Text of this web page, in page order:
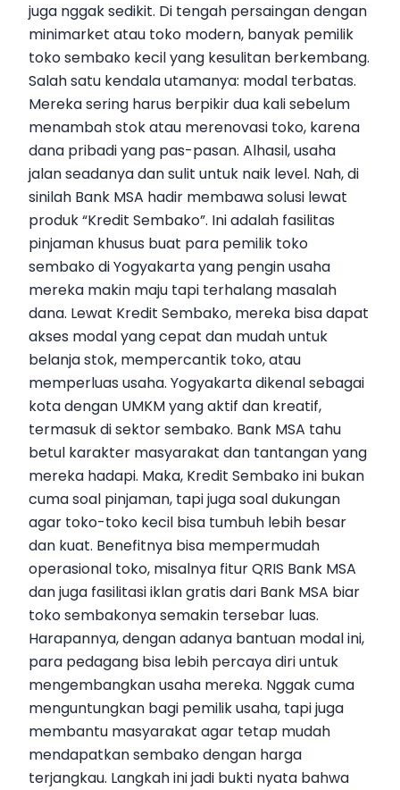
juga nggak sedikit. Di tengah persaingan dengan
minimarket atau toko modern, banyak pemilik
toko sembako kecil yang kesulitan berkembang.
Salah satu kendala utamanya: modal terbatas.
Mereka sering harus berpikir dua kali sebelum
menambah stok atau merenovasi toko, karena
dana pribadi yang pas-pasan. Alhasil, usaha
jalan seadanya dan sulit untuk naik level. Nah, di
sinilah Bank MSA hadir membawa solusi lewat
produk “Kredit Sembako”. Ini adalah fasilitas
pinjaman khusus buat para pemilik toko
sembako di Yogyakarta yang pengin usaha
mereka makin maju tapi terhalang masalah
dana. Lewat Kredit Sembako, mereka bisa dapat
akses modal yang cepat dan mudah untuk
belanja stok, mempercantik toko, atau
memperluas usaha. Yogyakarta dikenal sebagai
kota dengan UMKM yang aktif dan kreatif,
termasuk di sektor sembako. Bank MSA tahu
betul karakter masyarakat dan tantangan yang
mereka hadapi. Maka, Kredit Sembako ini bukan
cuma soal pinjaman, tapi juga soal dukungan
agar toko-toko kecil bisa tumbuh lebih besar
dan kuat. Benefitnya bisa mempermudah
operasional toko, misalnya fitur QRIS Bank MSA
dan juga fasilitasi iklan gratis dari Bank MSA biar
toko sembakonya semakin tersebar luas.
Harapannya, dengan adanya bantuan modal ini,
para pedagang bisa lebih percaya diri untuk
mengembangkan usaha mereka. Nggak cuma
menguntungkan bagi pemilik usaha, tapi juga
membantu masyarakat agar tetap mudah
mendapatkan sembako dengan harga
terjangkau. Langkah ini jadi bukti nyata bahwa